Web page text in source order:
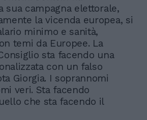
sua campagna elettorale,
la vicenda europea, si
minimo e sanità,
temi da Europee. La
sta facendo una
con un falso
Giorgia. I soprannomi
veri. Sta facendo
che sta facendo il